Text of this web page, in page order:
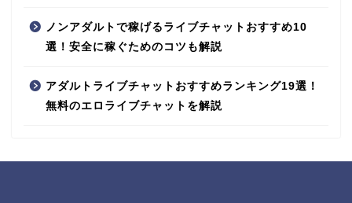
ノンアダルトで稼げるライブチャットおすすめ10
選！安全に稼ぐためのコツも解説
アダルトライブチャットおすすめランキング19選！
無料のエロライブチャットを解説